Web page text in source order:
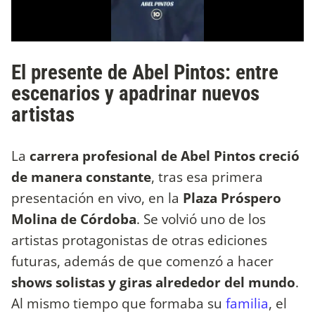
El presente de Abel Pintos: entre
escenarios y apadrinar nuevos
artistas
La carrera profesional de Abel Pintos creció
de manera constante, tras esa primera
presentación en vivo, en la Plaza Próspero
Molina de Córdoba. Se volvió uno de los
artistas protagonistas de otras ediciones
futuras, además de que comenzó a hacer
shows solistas y giras alrededor del mundo.
Al mismo tiempo que formaba su familia, el